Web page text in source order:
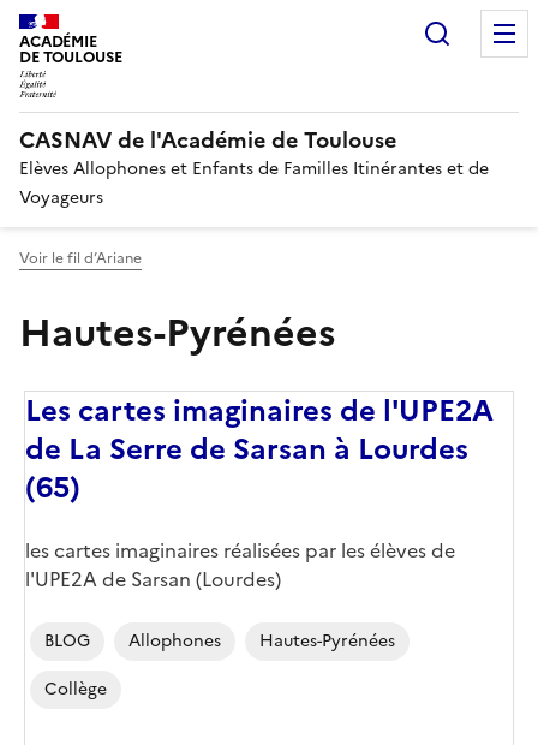
ACADÉMIE
DE TOULOUSE
CASNAV de l'Académie de Toulouse
Elèves Allophones et Enfants de Familles Itinérantes et de
Voyageurs
Voir le fil d’Ariane
Hautes-Pyrénées
Les cartes imaginaires de l'UPE2A
de La Serre de Sarsan à Lourdes
(65)
Corps
les cartes imaginaires réalisées par les élèves de
l'UPE2A de Sarsan (Lourdes)
BLOG Allophones
Hautes-Pyrénées
Collège